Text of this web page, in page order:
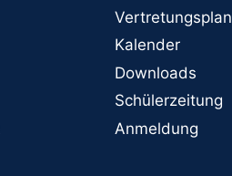
Vertretungsplan
Kalender
Downloads
Schülerzeitung
Anmeldung